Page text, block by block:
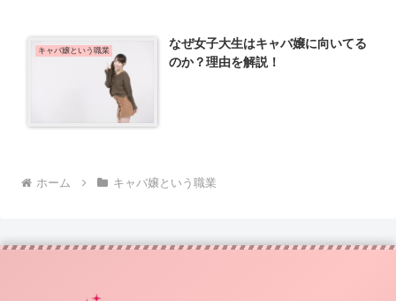
キャバ嬢という職業
なぜ女子大生はキャバ嬢に向いてる
のか？理由を解説！
ホーム キャバ嬢という職業